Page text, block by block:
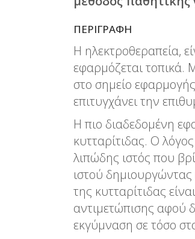
ΠΕΡΙΓΡΑΦΉ
Η ηλεκτροθεραπεία,
εφαρμόζεται τοπικά.
στο σημείο
επιτυγχάνει την
Η πιο διαδεδομένη
κυτταρίτιδας. Ο
λιπώδης ιστός που
ιστού
της κυτταρίτιδας
αντιμετώπισης αφού
εκγύμναση σε τόσο